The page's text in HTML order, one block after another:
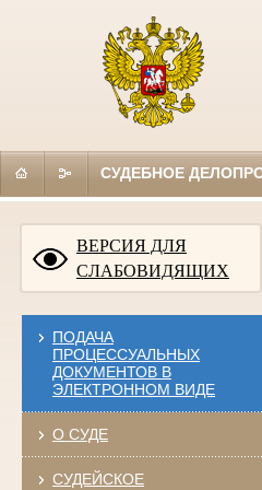
СУДЕБНОЕ
ВЕРСИЯ ДЛЯ
СЛАБОВИДЯЩИХ
ПОДАЧА
ПРОЦЕССУАЛЬНЫХ
ДОКУМЕНТОВ В
ЭЛЕКТРОННОМ ВИДЕ
О СУДЕ
СУДЕЙСКОЕ